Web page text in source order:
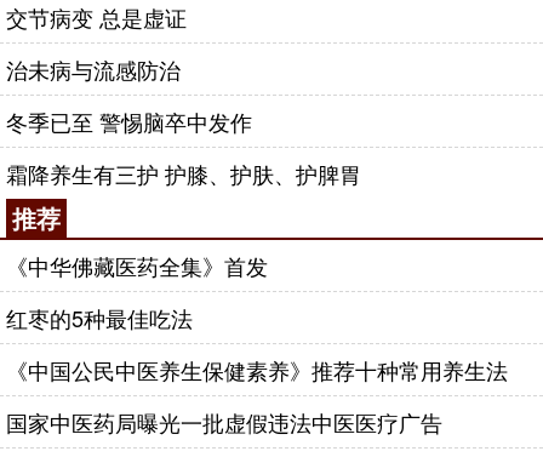
交节病变 总是虚证
治未病与流感防治
冬季已至 警惕脑卒中发作
霜降养生有三护 护膝、护肤、护脾胃
推荐
《中华佛藏医药全集》首发
红枣的5种最佳吃法
《中国公民中医养生保健素养》推荐十种常用养生法
国家中医药局曝光一批虚假违法中医医疗广告